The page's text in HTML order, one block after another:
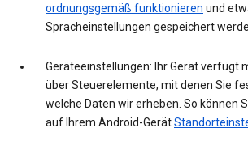
ordnungsgemäß funktionieren und
Spracheinstellungen gespeichert
Geräteeinstellungen: Ihr Gerät verfügt
über Steuerelemente, mit denen Sie
welche Daten wir erheben. So können
auf Ihrem Android-Gerät